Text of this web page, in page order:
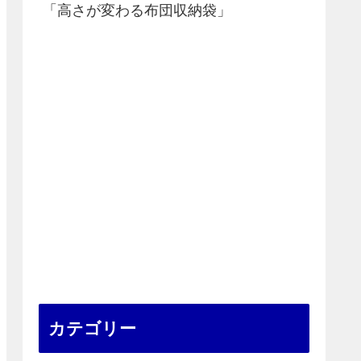
「高さが変わる布団収納袋」
カテゴリー